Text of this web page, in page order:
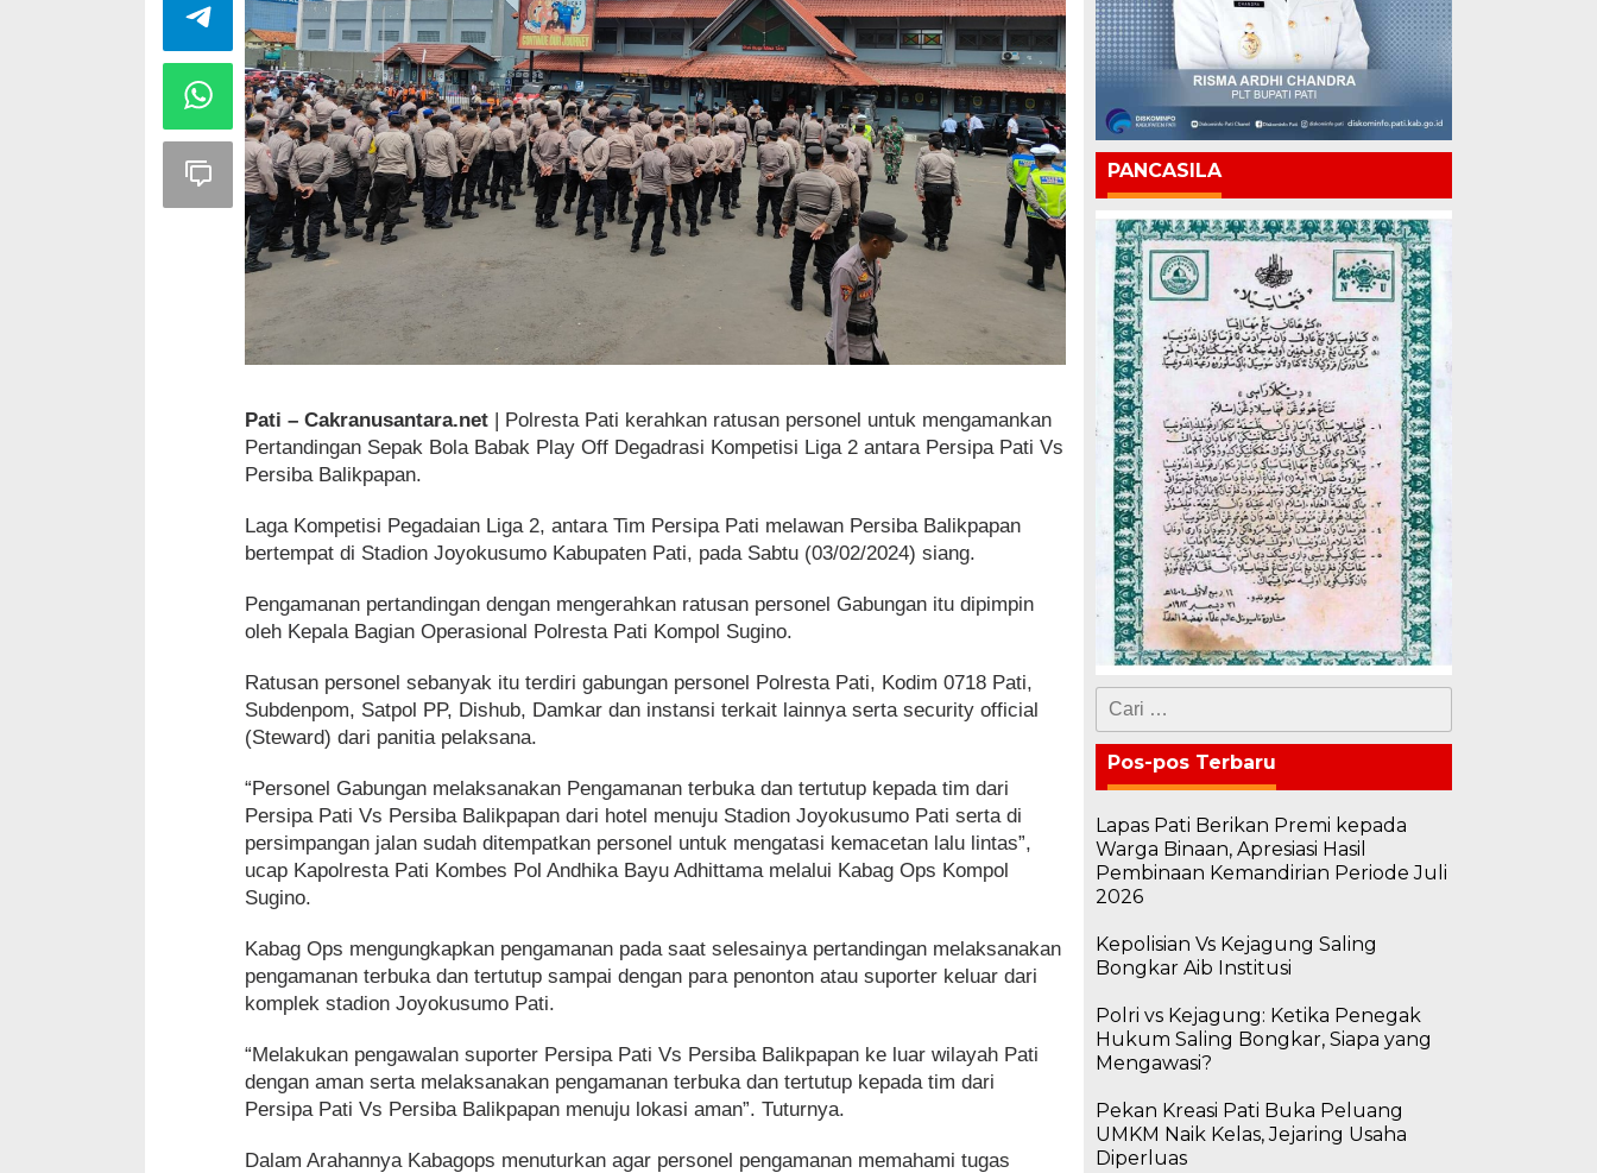
Pati – Cakranusantara.net | Polresta Pati kerahkan ratusan personel untuk mengamankan
Pertandingan Sepak Bola Babak Play Off Degadrasi Kompetisi Liga 2 antara Persipa Pati Vs
Persiba Balikpapan.
Laga Kompetisi Pegadaian Liga 2, antara Tim Persipa Pati melawan Persiba Balikpapan
bertempat di Stadion Joyokusumo Kabupaten Pati, pada Sabtu (03/02/2024) siang.
Pengamanan pertandingan dengan mengerahkan ratusan personel Gabungan itu dipimpin
oleh Kepala Bagian Operasional Polresta Pati Kompol Sugino.
Ratusan personel sebanyak itu terdiri gabungan personel Polresta Pati, Kodim 0718 Pati,
Subdenpom, Satpol PP, Dishub, Damkar dan instansi terkait lainnya serta security official
(Steward) dari panitia pelaksana.
“Personel Gabungan melaksanakan Pengamanan terbuka dan tertutup kepada tim dari
Persipa Pati Vs Persiba Balikpapan dari hotel menuju Stadion Joyokusumo Pati serta di
persimpangan jalan sudah ditempatkan personel untuk mengatasi kemacetan lalu lintas”,
ucap Kapolresta Pati Kombes Pol Andhika Bayu Adhittama melalui Kabag Ops Kompol
Sugino.
Kabag Ops mengungkapkan pengamanan pada saat selesainya pertandingan melaksanakan
pengamanan terbuka dan tertutup sampai dengan para penonton atau suporter keluar dari
komplek stadion Joyokusumo Pati.
“Melakukan pengawalan suporter Persipa Pati Vs Persiba Balikpapan ke luar wilayah Pati
dengan aman serta melaksanakan pengamanan terbuka dan tertutup kepada tim dari
Persipa Pati Vs Persiba Balikpapan menuju lokasi aman”. Tuturnya.
Dalam Arahannya Kabagops menuturkan agar personel pengamanan memahami tugas
PANCASILA
Cari
untuk:
Pos-pos Terbaru
Lapas Pati Berikan Premi kepada
Warga Binaan, Apresiasi Hasil
Pembinaan Kemandirian Periode Juli
2026
Kepolisian Vs Kejagung Saling
Bongkar Aib Institusi
Polri vs Kejagung: Ketika Penegak
Hukum Saling Bongkar, Siapa yang
Mengawasi?
Pekan Kreasi Pati Buka Peluang
UMKM Naik Kelas, Jejaring Usaha
Diperluas